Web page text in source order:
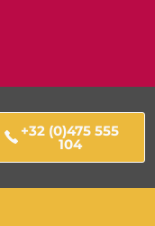
+32 (0)475 555
104